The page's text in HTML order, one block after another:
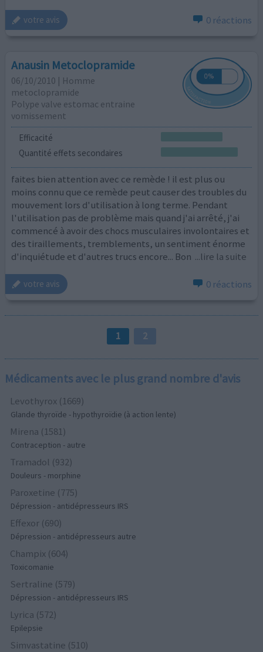
votre avis 0 réactions
Anausin Metoclopramide
06/10/2010 | Homme
metoclopramide
Polype valve estomac entraine
vomissement
Efficacité
Quantité effets secondaires
faites bien attention avec ce remède ! il est plus ou
moins connu que ce remède peut causer des troubles du
mouvement lors d'utilisation à long terme. Pendant
l'utilisation pas de problème mais quand j'ai arrêté, j'ai
commencé à avoir des chocs musculaires involontaires et
des tiraillements, tremblements, un sentiment énorme
d'inquiétude et d'autres trucs encore... Bon ...lire la suite
votre avis 0 réactions
1 2
Médicaments avec le plus grand nombre d'avis
Levothyrox (1669)
Glande thyroïde - hypothyroïdie (à action lente)
Mirena (1581)
Contraception - autre
Tramadol (932)
Douleurs - morphine
Paroxetine (775)
Dépression - antidépresseurs IRS
Effexor (690)
Dépression - antidépresseurs autre
Champix (604)
Toxicomanie
Sertraline (579)
Dépression - antidépresseurs IRS
Lyrica (572)
Epilepsie
Simvastatine (510)